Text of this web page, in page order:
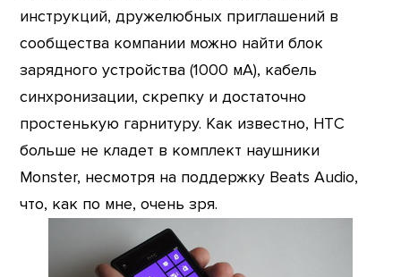
инструкций, дружелюбных приглашений в
сообщества компании можно найти блок
зарядного устройства (1000 мА), кабель
синхронизации, скрепку и достаточно
простенькую гарнитуру. Как известно, HTC
больше не кладет в комплект наушники
Monster, несмотря на поддержку Beats Audio,
что, как по мне, очень зря.